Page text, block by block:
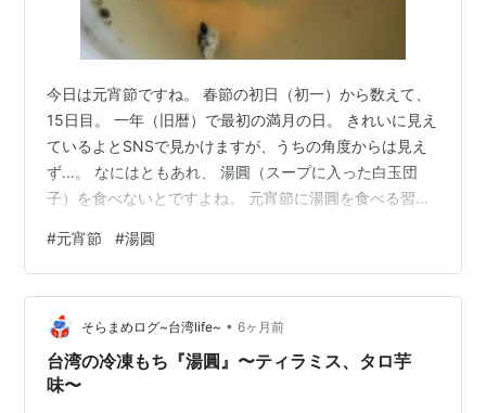
今日は元宵節ですね。 春節の初日（初一）から数えて、
15日目。 一年（旧暦）で最初の満月の日。 きれいに見え
ているよとSNSで見かけますが、うちの角度からは見え
ず…。 なにはともあれ、 湯圓（スープに入った白玉団
子）を食べないとですよね。 元宵節に湯圓を食べる習慣
に浮かぶ欠けることのない満月に通じると考えられたの
だとか。 そして、元宵節は家族団らんの日でもあり、湯
圓【tāngyuán】と団円【tuányuán】で発音が通じるから
とか。 今年は、縁起を担いで柿の形をした湯圓を注文し
てみました。 一口サイズで、中は黒ゴマ餡入りです。 柿
柿如意【sh…
#元宵節 #湯圓
そらまめログ~台湾life~ • 6ヶ月前
台湾の冷凍もち『湯圓』〜ティラミス、タロ芋
味〜